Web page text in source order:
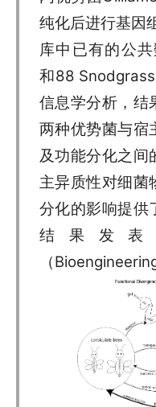
纯化后进行基因
库中已有的公
和88
信息学分析，结
两种优势菌与宿
及功能分化之间
主异质性对细菌
分化的影响提供
结果发
（